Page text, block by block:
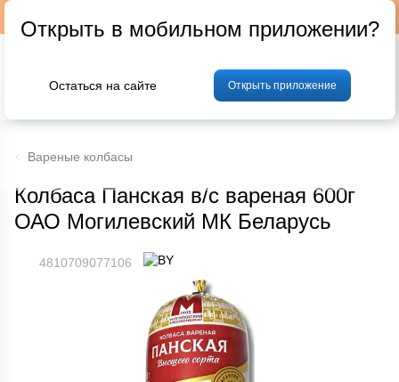
Фрукты и овощи Мясо Птица
Вареные колбасы
Колбаса Панская в/с вареная 600г
ОАО Могилевский МК Беларусь
4810709077106
Открыть в мобильном приложении?
Остаться на сайте Открыть приложение